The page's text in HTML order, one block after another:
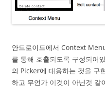
안드로이드에서 Context
를 통해 호출되도록 구성되어
의 Picker에 대응하는 것을 구
하고 무언가 이것이 아닌것 같